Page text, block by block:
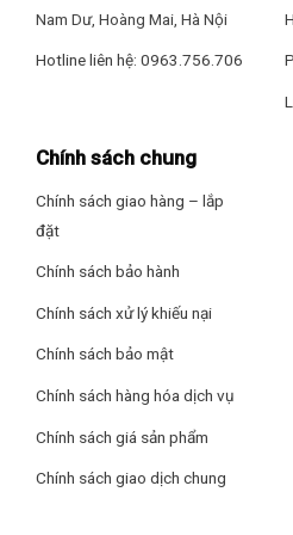
Điện Áp: 220V-50Hz
– Nướng: 1350W
Xuất Xứ & Bảo Hành
Hãng Sản Xuất: Panasonic
Sản Xuất Tại: Trung Quốc
Khoang lò bằng chất liệu Inox
phẩm bên trong.
Công suất mạnh mẽ – Dung tích
Nam Dư, Hoàng Mai, Hà Nội
Hotline liên hệ: 0963.756.706
Chính sách chung
Chính sách giao hàng – lắp
đặt
Chính sách bảo hành
Chính sách xử lý khiếu nại
Chính sách bảo mật
Chính sách hàng hóa dịch vụ
Chính sách giá sản phẩm
Chính sách giao dịch chung